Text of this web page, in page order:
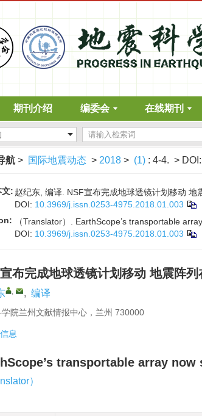
期刊介绍 编委会 在线期刊
航 > 国际地震动态 > 2018 > (1) : 4-4. > DOI:
文: 赵纪东, 编译. NSF宣布完成地球透镜计划移动
DOI: 10.3969/j.issn.0253-4975.2018.01.003
（Translator）. EarthScope’s transportable
DOI: 10.3969/j.issn.0253-4975.2018.01.003
布完成地球透镜计划移动 地震阵
, , 编译
院兰州文献情报中心，兰州 730000
息
transportable array
）